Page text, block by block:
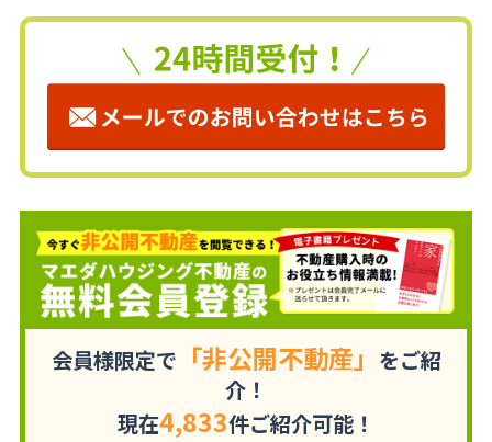
会員様限定で 「非公開不動産」 をご紹
介！
現在4,833件ご紹介可能！